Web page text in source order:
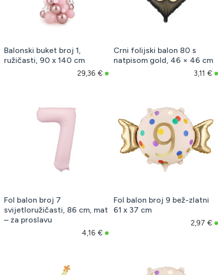
Balonski buket broj 1,
ružičasti, 90 x 140 cm
29,36 €
Crni folijski balon 80 s
natpisom gold, 46 × 46 cm
3,11 €
Fol balon broj 7
svijetloružičasti, 86 cm, mat
– za proslavu
4,16 €
Fol balon broj 9 bež-zlatni
61 x 37 cm
2,97 €